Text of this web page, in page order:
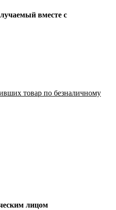
вместе с
товар по безналичному
лицом